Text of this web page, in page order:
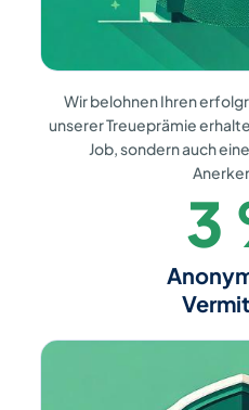
Wir belohnen Ihren
unserer Treueprämie
Job, sondern auch eine
3